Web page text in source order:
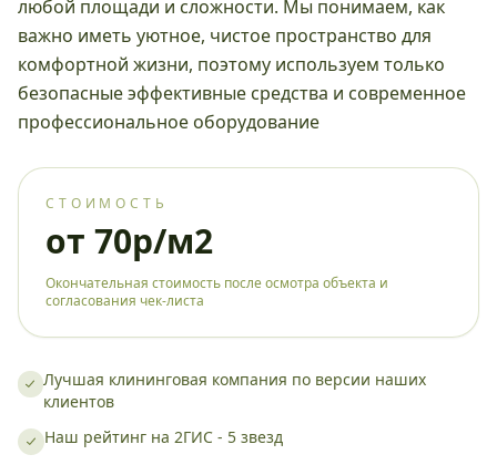
любой площади и сложности. Мы понимаем, как
важно иметь уютное, чистое пространство для
комфортной жизни, поэтому используем только
безопасные эффективные средства и современное
профессиональное оборудование
СТОИМОСТЬ
от 70р/м2
Окончательная стоимость после осмотра объекта и
согласования чек-листа
Лучшая клининговая компания по версии наших
клиентов
Наш рейтинг на 2ГИС - 5 звезд